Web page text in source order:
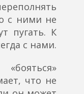
с ними не
пугать. К
с нами.
что не